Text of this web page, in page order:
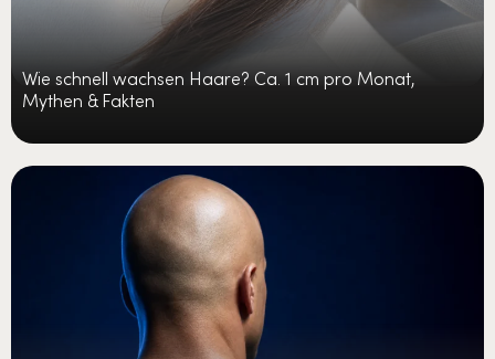
Wie schnell wachsen Haare? Ca. 1 cm pro Monat,
Mythen & Fakten